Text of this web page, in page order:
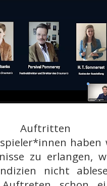
Auftritten
haben
zu erlangen,
nicht